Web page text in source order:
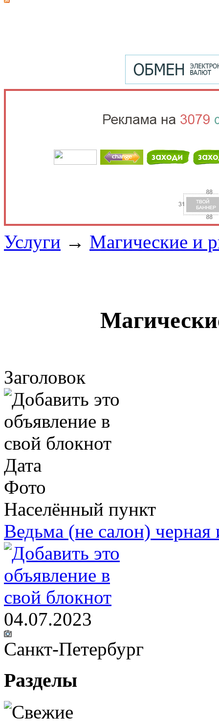
Услуги → Магические и
Заголовок
Дата
Фото
Населённый пункт
Ведьма (не салон) черная
04.07.2023
Санкт-Петербург
Разделы